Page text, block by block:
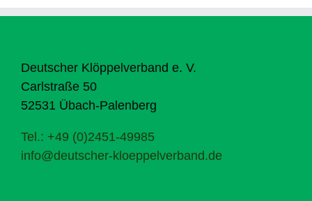
Deutscher Klöppelverband e. V.
Carlstraße 50
52531 Übach-Palenberg
Tel.: +49 (0)2451-49985
info@deutscher-kloeppelverband.de